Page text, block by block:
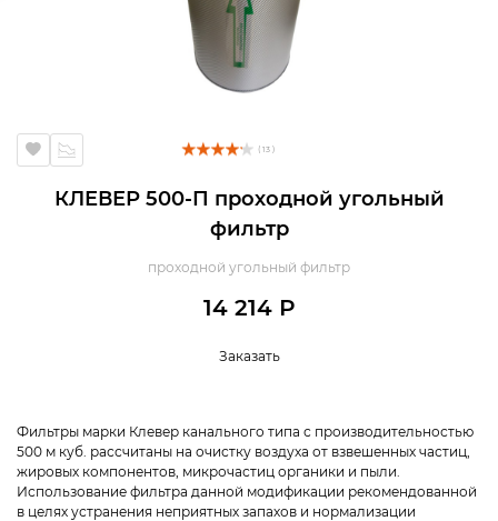
( 13 )
КЛЕВЕР 500-П проходной угольный
фильтр
проходной угольный фильтр
14 214 Р
Заказать
Фильтры марки Клевер канального типа с производительностью
500 м куб. рассчитаны на очистку воздуха от взвешенных частиц,
жировых компонентов, микрочастиц органики и пыли.
Использование фильтра данной модификации рекомендованной
в целях устранения неприятных запахов и нормализации